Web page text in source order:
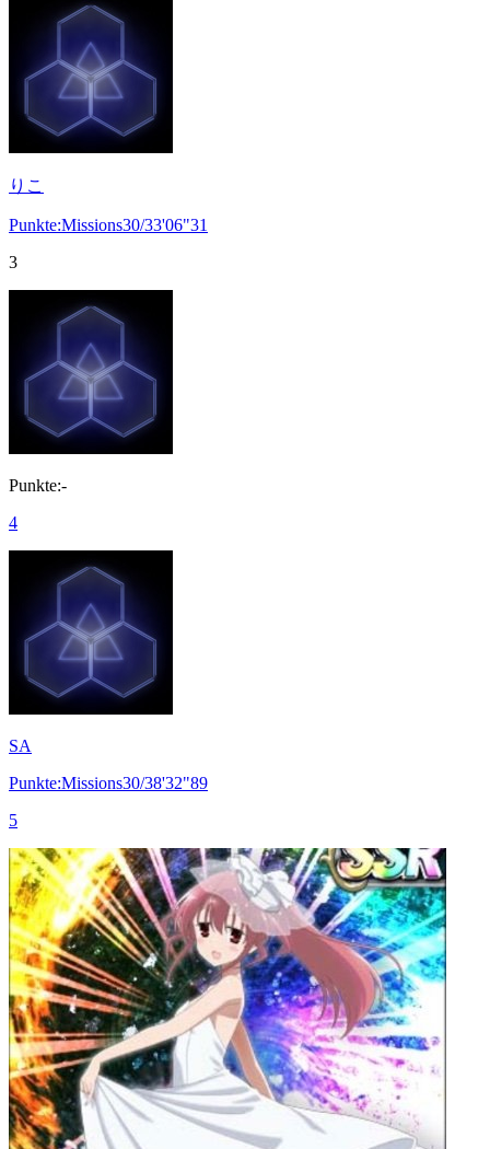
りこ
Punkte:Missions30/33'06"31
3
Punkte:-
4
SA
Punkte:Missions30/38'32"89
5